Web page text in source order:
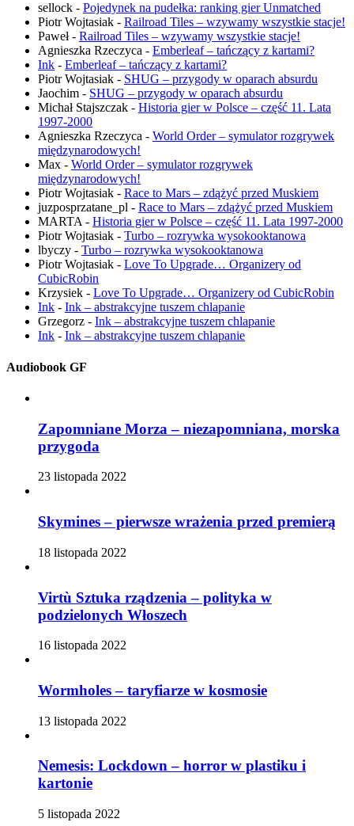
sellock - Pojedynek na pudełka: ranking gier Unmatched
Piotr Wojtasiak - Railroad Tiles – wzywamy wszystkie stacje!
Paweł- Railroad Tiles – wzywamy wszystkie stacje!
Agnieszka Rzeczyca - Emberleaf – tańczący z kartami?
Ink - Emberleaf – tańczący z kartami?
Piotr Wojtasiak - SHUG – przygody w oparach absurdu
Jaochim - SHUG – przygody w oparach absurdu
Michał Stajszczak - Historia gier w Polsce – część 11. Lata
1997-2000
Agnieszka Rzeczyca - World Order – symulator rozgrywek
międzynarodowych!
Max - World Order – symulator rozgrywek
międzynarodowych!
Piotr Wojtasiak - Race to Mars – zdążyć przed Muskiem
juzposprzatane_pl - Race to Mars – zdążyć przed Muskiem
MARTA- Historia gier w Polsce – część 11. Lata 1997-2000
Piotr Wojtasiak - Turbo – rozrywka wysokooktanowa
lbyczy - Turbo – rozrywka wysokooktanowa
Piotr Wojtasiak - Love To Upgrade… Organizery od
CubicRobin
Krzysiek - Love To Upgrade… Organizery od CubicRobin
Ink - Ink – abstrakcyjne tuszem chlapanie
Grzegorz - Ink – abstrakcyjne tuszem chlapanie
Ink - Ink – abstrakcyjne tuszem chlapanie
Audiobook GF
Zapomniane Morza – niezapomniana, morska
przygoda
23 listopada 2022
Skymines – pierwsze wrażenia przed premierą
18 listopada 2022
Virtù Sztuka rządzenia – polityka w
podzielonych Włoszech
16 listopada 2022
Wormholes – taryfiarze w kosmosie
13 listopada 2022
Nemesis: Lockdown – horror w plastiku i
kartonie
5 listopada 2022